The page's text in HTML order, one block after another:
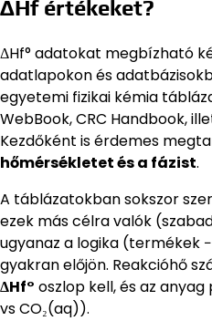
ΔHf értékeket?
ΔHf° adatokat megbízható
adatlapokon és
egyetemi fizikai kémia
WebBook, CRC Handbook,
Kezdőként is érdemes
hőmérsékletet és a fázist.
A táblázatokban sokszor
ezek más célra valók
ugyanaz a logika (termékek
gyakran előjön. Reakcióhő
ΔHf° oszlop kell, és az
vs CO₂(aq)).